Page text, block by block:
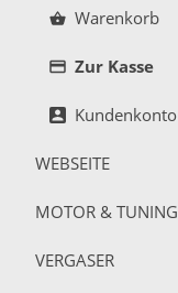
Warenkorb
Zur Kasse
Kundenkonto
WEBSEITE
MOTOR & TUNING
VERGASER